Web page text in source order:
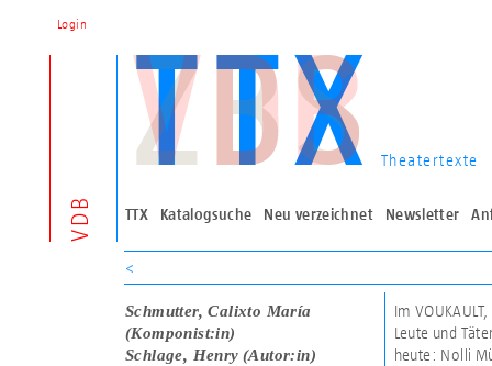
VDB
Theatertexte
TTX Katalogsuche Neu verzeichnet Newsletter
Login
<
Schmutter, Calixto María
(Komponist:in)
Schlage, Henry (Autor:in)
Im
Leute und
heute: Nolli